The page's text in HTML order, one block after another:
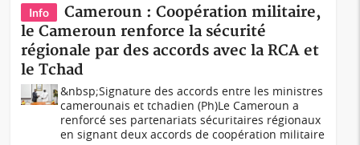
Info
Cameroun : Coopération militaire,
le Cameroun renforce la sécurité
régionale par des accords avec la RCA et
le Tchad
&nbsp;Signature des accords entre les ministres
camerounais et tchadien (Ph)Le Cameroun a
renforcé ses partenariats sécuritaires régionaux
en signant deux accords de coopération militaire